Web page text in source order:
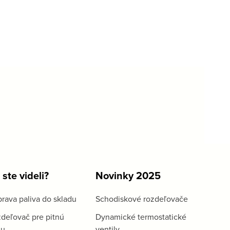
videli?
paliva do skladu
pre pitnú
Novinky 2025
Schodiskové rozdeľovače
Dynamické termostatické